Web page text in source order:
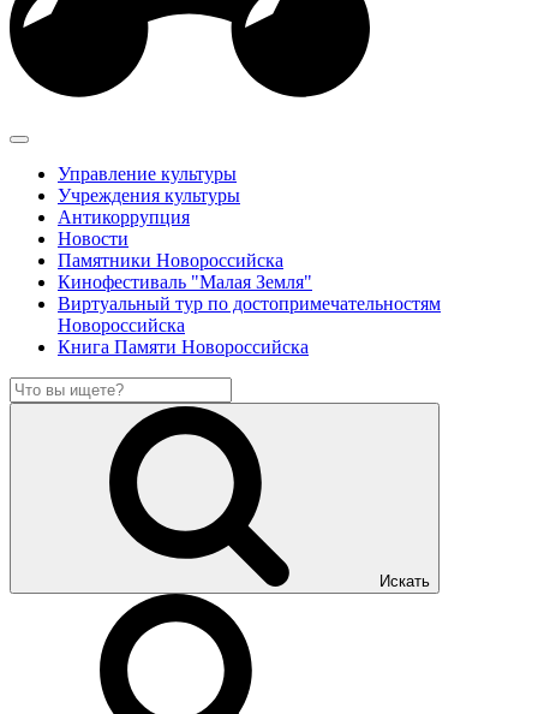
Управление культуры
Учреждения культуры
Антикоррупция
Новости
Памятники Новороссийска
Кинофестиваль "Малая Земля"
Виртуальный тур по достопримечательностям
Новороссийска
Книга Памяти Новороссийска
Искать